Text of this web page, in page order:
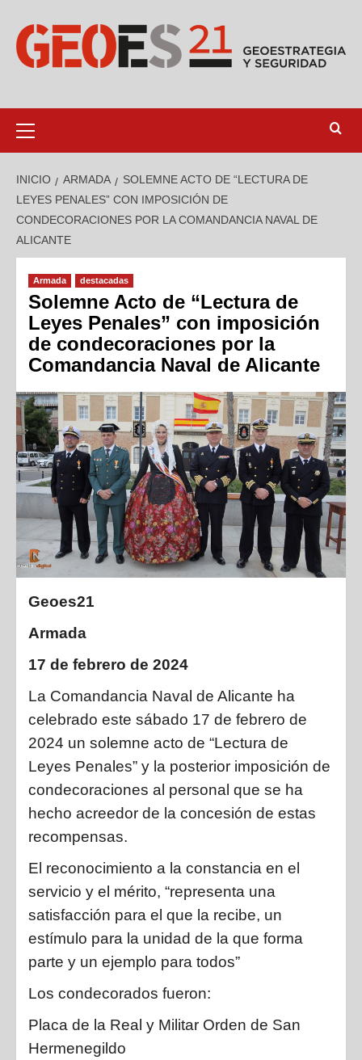
INICIO ARMADA
SOLEMNE ACTO DE “LECTURA DE
LEYES PENALES” CON IMPOSICIÓN DE
CONDECORACIONES POR LA COMANDANCIA NAVAL DE
ALICANTE
Armada destacadas
Solemne Acto de “Lectura de
Leyes Penales” con imposición
de condecoraciones por la
Comandancia Naval de Alicante
Geoes21
Armada
17 de febrero de 2024
La Comandancia Naval de Alicante ha
celebrado este sábado 17 de febrero de
2024 un solemne acto de “Lectura de
Leyes Penales” y la posterior imposición de
condecoraciones al personal que se ha
hecho acreedor de la concesión de estas
recompensas.
El reconocimiento a la constancia en el
servicio y el mérito, “representa una
satisfacción para el que la recibe, un
estímulo para la unidad de la que forma
parte y un ejemplo para todos”
Los condecorados fueron:
Placa de la Real y Militar Orden de San
Hermenegildo